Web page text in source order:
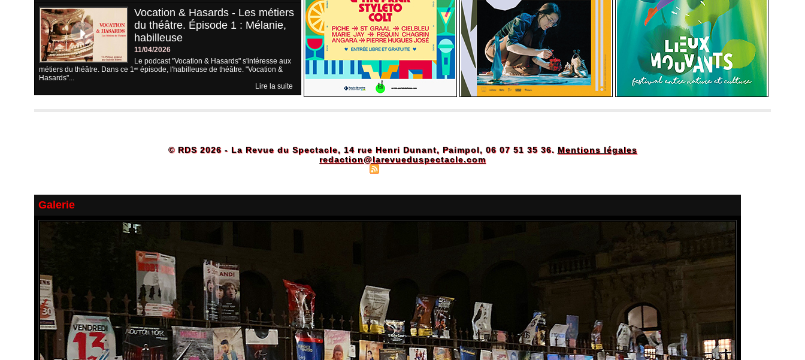
Vocation & Hasards - Les métiers
du théâtre. Épisode 1 : Mélanie,
habilleuse
11/04/2026
Le podcast "Vocation & Hasards" s'intéresse aux
métiers du théâtre. Dans ce 1ᵉʳ épisode, l'habilleuse de théâtre. "Vocation &
Hasards"...
Lire la suite
© RDS 2026 - La Revue du Spectacle, 14 rue Henri Dunant, Paimpol, 06 07 51 35 36. Mentions légales
redaction@larevueduspectacle.com
Galerie